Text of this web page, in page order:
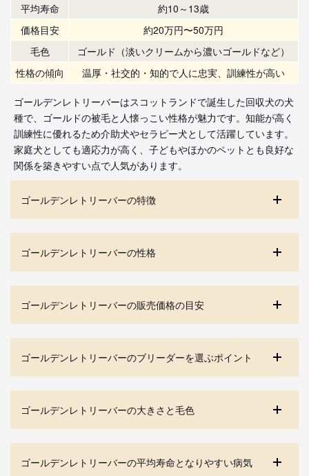
平均寿命
約10～13歳
価格目安
約20万円〜50万円
毛色
ゴールド（淡いクリームから濃いゴールドなど）
性格の傾向
温厚・社交的・知的で人に忠実、訓練性が高い
ゴールデンレトリーバーはスコットランドで誕生した回収犬の犬
種で、ゴールドの被毛と人懐っこい性格が魅力です。知能が高く
訓練性に優れるため介助犬やセラピー犬として活躍しています。
家庭犬としても適応力が高く、子どもやほかのペットとも良好な
関係を築きやすい点で人気があります。
ゴールデンレトリーバーの特徴
ゴールデンレトリーバーの性格
ゴールデンレトリーバーの販売価格の目安
ゴールデンレトリーバーのブリーダーを選ぶポイント
ゴールデンレトリーバーの大きさと毛色
ゴールデンレトリーバーの平均寿命となりやすい病気